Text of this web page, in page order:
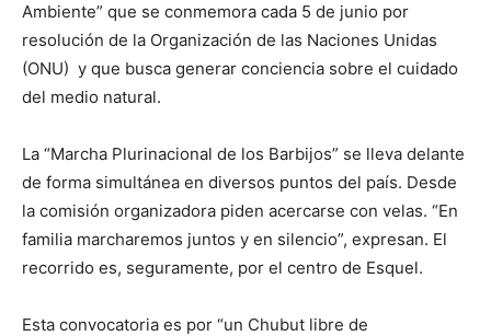
Ambiente” que se conmemora cada 5 de junio por
resolución de la Organización de las Naciones Unidas
(ONU) y que busca generar conciencia sobre el cuidado
del medio natural.
La “Marcha Plurinacional de los Barbijos” se lleva delante
de forma simultánea en diversos puntos del país. Desde
la comisión organizadora piden acercarse con velas. “En
familia marcharemos juntos y en silencio”, expresan. El
recorrido es, seguramente, por el centro de Esquel.
Esta convocatoria es por “un Chubut libre de